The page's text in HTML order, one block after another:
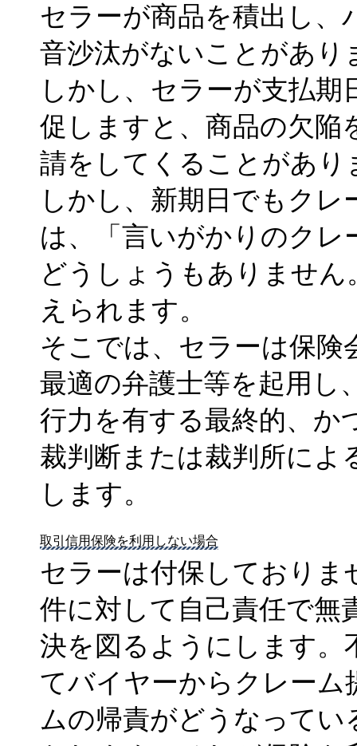
セラーが商品を積出し、
音沙汰がないことがあり
しかし、セラーが支払
促しますと、商品の欠陥
請をしてくることがあり
しかし、新期日でもク
は、「言いがかりのク
どうしょうもありませ
えられます。
そこでは、セラーは保
最適の弁護士等を起用し
行力を有する最終的、か
裁判断または裁判所によ
します。
取引信用保険を利用しない場合
セラーは付保しており
件に対して自己責任で無
決を図るようにします。
てバイヤーからクレー
ムの帰責がどうなって